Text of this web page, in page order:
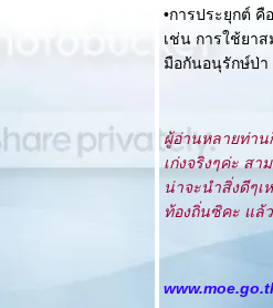
•การประยุกต์
เช่น การใช้ยา
มือกันอนุรักษ์ป่า
ผู้อ่านหลายท่าน
เก่งจริงๆค่ะ ส
น่าจะนำสิ่งดีๆ
ท้องถิ่นซิคะ แล้